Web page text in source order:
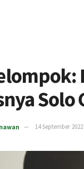
Solo
14 September 2022